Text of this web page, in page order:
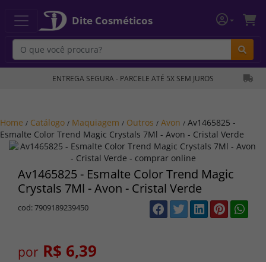
Dite Cosméticos
ENTREGA SEGURA - PARCELE ATÉ 5X SEM JUROS
Home / Catálogo / Maquiagem / Outros / Avon / Av1465825 -
Esmalte Color Trend Magic Crystals 7Ml - Avon - Cristal Verde
Av1465825 - Esmalte Color Trend Magic
Crystals 7Ml - Avon - Cristal Verde
cod: 7909189239450
por R$ 6,39